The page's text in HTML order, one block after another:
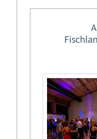
Ostseebad Wustrow
Ostseeheilbad Zingst
Ausflüge,
Sehenswürdigkeiten
Schutzzonen
Seebrücken
Spielplätze, Baby
Klicken Sie hier um